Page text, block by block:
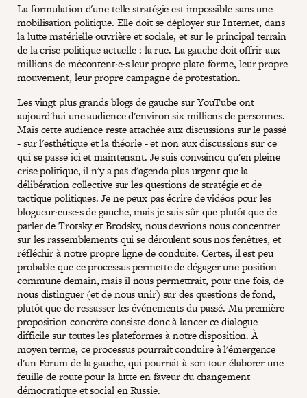
La formulation d'une telle stratégie est impossible sans une
mobilisation politique. Elle doit se déployer sur Internet, dans
la lutte matérielle ouvrière et sociale, et sur le principal terrain
de la crise politique actuelle : la rue. La gauche doit offrir aux
millions de mécontent·e·s leur propre plate-forme, leur propre
mouvement, leur propre campagne de protestation.
Les vingt plus grands blogs de gauche sur YouTube ont
aujourd'hui une audience d'environ six millions de personnes.
Mais cette audience reste attachée aux discussions sur le passé
- sur l'esthétique et la théorie - et non aux discussions sur ce
qui se passe ici et maintenant. Je suis convaincu qu'en pleine
crise politique, il n'y a pas d'agenda plus urgent que la
délibération collective sur les questions de stratégie et de
tactique politiques. Je ne peux pas écrire de vidéos pour les
blogueur·euse·s de gauche, mais je suis sûr que plutôt que de
parler de Trotsky et Brodsky, nous devrions nous concentrer
sur les rassemblements qui se déroulent sous nos fenêtres, et
réfléchir à notre propre ligne de conduite. Certes, il est peu
probable que ce processus permette de dégager une position
commune demain, mais il nous permettrait, pour une fois, de
nous distinguer (et de nous unir) sur des questions de fond,
plutôt que de ressasser les événements du passé. Ma première
proposition concrète consiste donc à lancer ce dialogue
difficile sur toutes les plateformes à notre disposition. À
moyen terme, ce processus pourrait conduire à l'émergence
d'un Forum de la gauche, qui pourrait à son tour élaborer une
feuille de route pour la lutte en faveur du changement
démocratique et social en Russie.